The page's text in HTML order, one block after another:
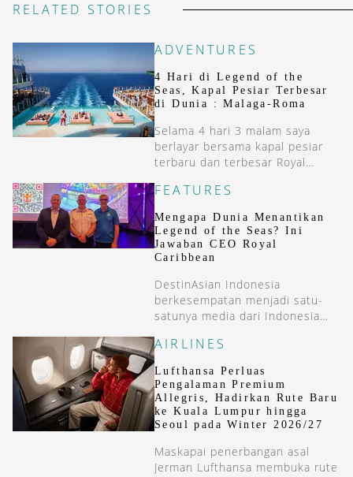
RELATED STORIES
ADVENTURES
4 Hari di Legend of the
Seas, Kapal Pesiar Terbesar
di Dunia : Malaga-Roma
Selama 4 hari 3 malam saya
berlayar bersama kapal pesiar
terbaru dan terbesar Royal
dari Malaga (Spanyol) ke Roma
(Italia).
FEATURES
Mengapa Dunia Menantikan
Legend of the Seas? Ini
Jawaban CEO Royal
Caribbean
DestinAsian Indonesia
berkesempatan menjadi satu-
satunya media dari Indonesia
Royal Caribbean-Legend of the
Seas dari Malaga, Spanyol ke
Roma, Italia.
AIRLINES
Lufthansa Perluas
Pengalaman Premium
Allegris, Hadirkan Rute Baru
ke Kuala Lumpur hingga
Seoul pada Winter 2026/27
Maskapai penerbangan asal
Jerman Lufthansa membuka rute